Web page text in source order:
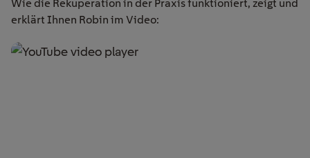
Wie die Rekuperation in der Praxis funktioniert, zeigt und
erklärt Ihnen Robin im Video: